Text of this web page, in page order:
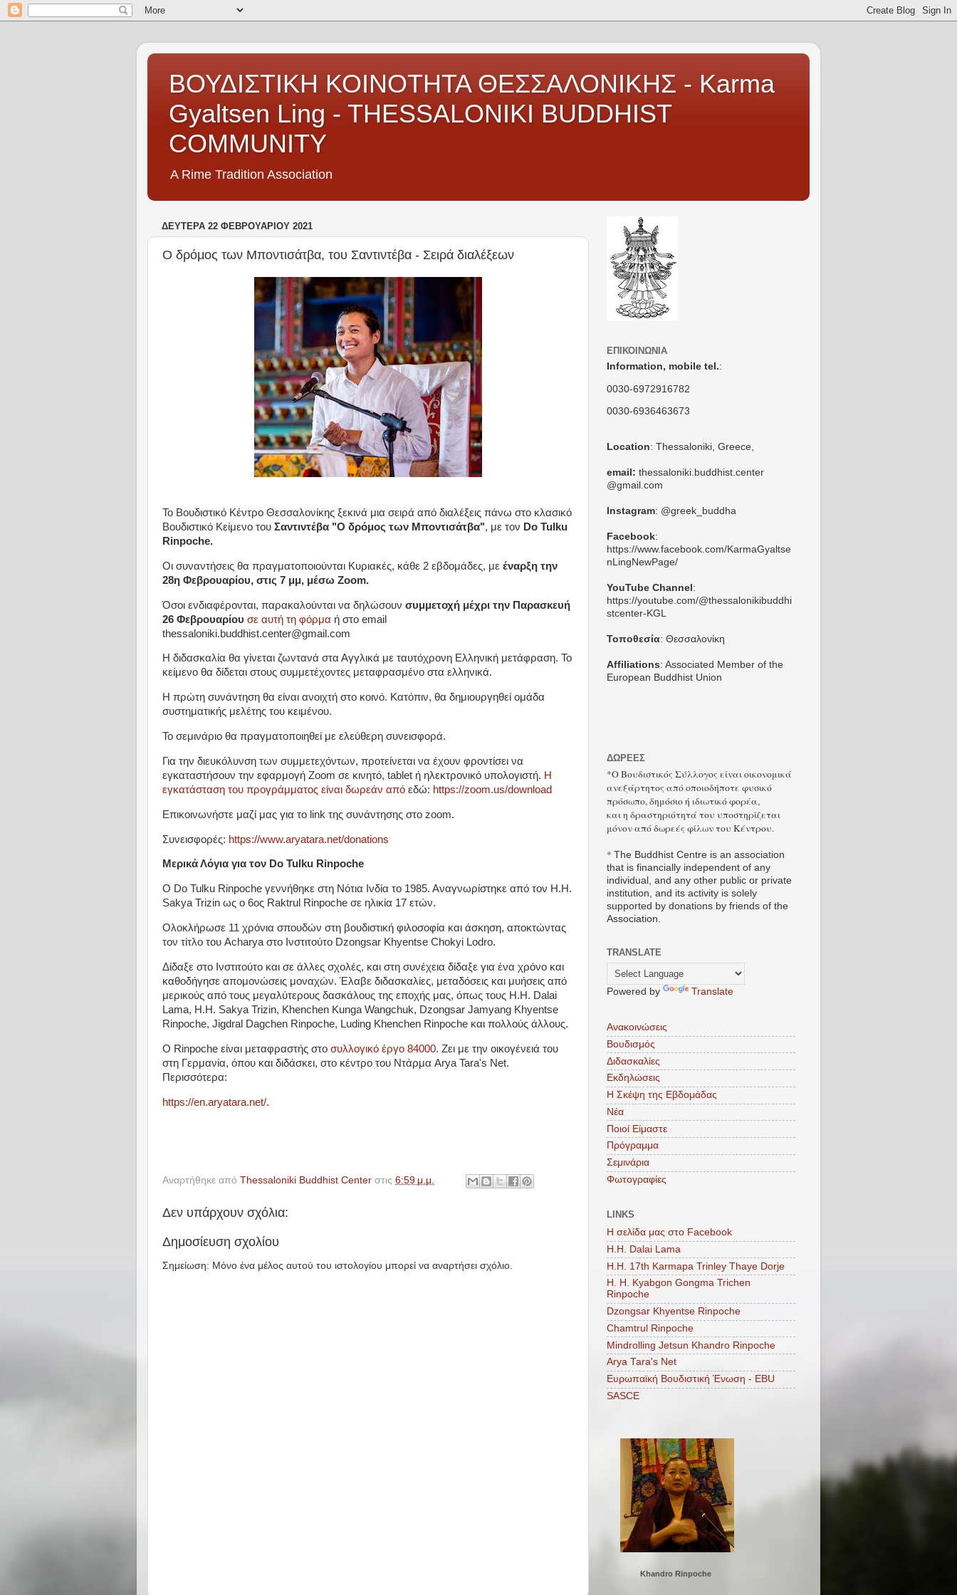
ΒΟΥΔΙΣΤΙΚΗ ΚΟΙΝΟΤΗΤΑ ΘΕΣΣΑΛΟΝΙΚΗΣ - Karma
Gyaltsen Ling - THESSALONIKI BUDDHIST
COMMUNITY
A Rime Tradition Association
ΔΕΥΤΈΡΑ 22 ΦΕΒΡΟΥΑΡΊΟΥ 2021
Ο δρόμος των Μποντισάτβα, του Σαντιντέβα - Σειρά διαλέξεων
Το Βουδιστικό Κέντρο Θεσσαλονίκης ξεκινά μια σειρά από διαλέξεις πάνω στο κλασικό
Βουδιστικό Κείμενο του Σαντιντέβα "Ο δρόμος των Μποντισάτβα", με τον Do Tulku
Rinpoche.
Οι συναντήσεις θα πραγματοποιούνται Κυριακές, κάθε 2 εβδομάδες, με έναρξη την
28η Φεβρουαρίου, στις 7 μμ, μέσω Zoom.
Όσοι ενδιαφέρονται, παρακαλούνται να δηλώσουν συμμετοχή μέχρι την Παρασκευή
26 Φεβρουαρίου σε αυτή τη φόρμα ή στο email
thessaloniki.buddhist.center@gmail.com
Η διδασκαλία θα γίνεται ζωντανά στα Αγγλικά με ταυτόχρονη Ελληνική μετάφραση. Το
κείμενο θα δίδεται στους συμμετέχοντες μεταφρασμένο στα ελληνικά.
Η πρώτη συνάντηση θα είναι ανοιχτή στο κοινό. Κατόπιν, θα δημιουργηθεί ομάδα
συστηματικής μελέτης του κειμένου.
Το σεμινάριο θα πραγματοποιηθεί με ελεύθερη συνεισφορά.
Για την διευκόλυνση των συμμετεχόντων, προτείνεται να έχουν φροντίσει να
εγκαταστήσουν την εφαρμογή Zoom σε κινητό, tablet ή ηλεκτρονικό υπολογιστή. Η
εγκατάσταση του προγράμματος είναι δωρεάν από εδώ: https://zoom.us/download
Επικοινωνήστε μαζί μας για το link της συνάντησης στο zoom.
Συνεισφορές: https://www.aryatara.net/donations
Μερικά Λόγια για τον Do Tulku Rinpoche
Ο Do Tulku Rinpoche γεννήθηκε στη Νότια Ινδία το 1985. Αναγνωρίστηκε από τον H.H.
Sakya Trizin ως ο 6ος Raktrul Rinpoche σε ηλικία 17 ετών.
Ολοκλήρωσε 11 χρόνια σπουδών στη βουδιστική φιλοσοφία και άσκηση, αποκτώντας
τον τίτλο του Acharya στο Ινστιτούτο Dzongsar Khyentse Chokyi Lodro.
Δίδαξε στο Ινστιτούτο και σε άλλες σχολές, και στη συνέχεια δίδαξε για ένα χρόνο και
καθοδήγησε απομονώσεις μοναχών. Έλαβε διδασκαλίες, μεταδόσεις και μυήσεις από
μερικούς από τους μεγαλύτερους δασκάλους της εποχής μας, όπως τους H.H. Dalai
Lama, H.H. Sakya Trizin, Khenchen Kunga Wangchuk, Dzongsar Jamyang Khyentse
Rinpoche, Jigdral Dagchen Rinpoche, Luding Khenchen Rinpoche και πολλούς άλλους.
Ο Rinpoche είναι μεταφραστής στο συλλογικό έργο 84000. Ζει με την οικογένειά του
στη Γερμανία, όπου και διδάσκει, στο κέντρο του Ντάρμα Arya Tara's Net.
Περισσότερα:
https://en.aryatara.net/.
Αναρτήθηκε από Thessaloniki Buddhist Center στις 6:59 μ.μ.
Δεν υπάρχουν σχόλια:
Δημοσίευση σχολίου
Σημείωση: Μόνο ένα μέλος αυτού του ιστολογίου μπορεί να αναρτήσει σχόλιο.
ΕΠΙΚΟΙΝΩΝΊΑ
Information, mobile tel.:
0030-6972916782
0030-6936463673
Location: Thessaloniki, Greece,
email: thessaloniki.buddhist.center
@gmail.com
Instagram: @greek_buddha
Facebook:
https://www.facebook.com/KarmaGyaltse
nLingNewPage/
YouTube Channel :
https://youtube.com/@thessalonikibuddhi
stcenter-KGL
Τοποθεσία: Θεσσαλονίκη
Affiliations: Associated Member of the
European Buddhist Union
ΔΩΡΕΕΣ
*Ο Βουδιστικός Σύλλογος είναι οικονομικά
ανεξάρτητος από οποιοδήποτε φυσικό
πρόσωπο, δημόσιο ή ιδιωτικό φορέα,
και η δραστηριότητά του υποστηρίζεται
μόνον από δωρεές φίλων του Κέντρου.
* The Buddhist Centre is an association
that is financially independent of any
individual, and any other public or private
institution, and its activity is solely
supported by donations by friends of the
Association.
TRANSLATE
Powered by Translate
Ανακοινώσεις
Βουδισμός
Διδασκαλίες
Εκδηλώσεις
Η Σκέψη της Εβδομάδας
Νέα
Ποιοί Είμαστε
Πρόγραμμα
Σεμινάρια
Φωτογραφίες
LINKS
Η σελίδα μας στο Facebook
Η.Η. Dalai Lama
H.H. 17th Karmapa Trinley Thaye Dorje
H. H. Kyabgon Gongma Trichen
Rinpoche
Dzongsar Khyentse Rinpoche
Chamtrul Rinpoche
Mindrolling Jetsun Khandro Rinpoche
Arya Tara's Net
Ευρωπαϊκή Βουδιστική Ένωση - EBU
SASCE
Khandro Rinpoche